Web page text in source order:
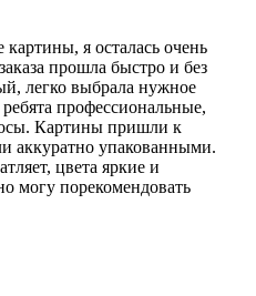
я осталась очень
прошла быстро и без
легко выбрала нужное
профессиональные,
Картины пришли к
аккуратно упакованными.
цвета яркие и
могу порекомендовать